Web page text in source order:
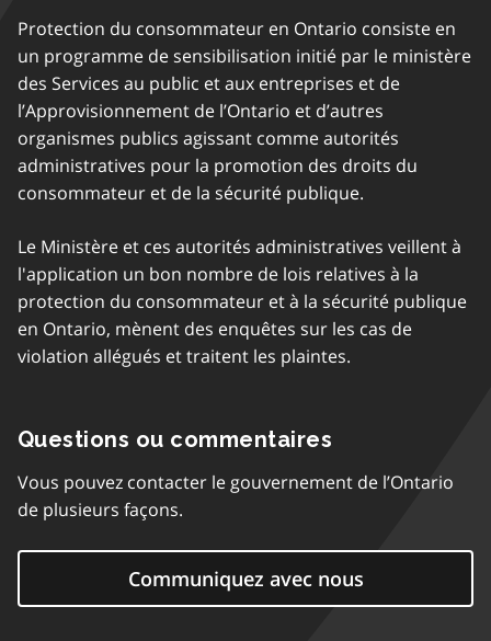
Protection du consommateur en Ontario consiste en
un programme de sensibilisation initié par le ministère
des Services au public et aux entreprises et de
l’Approvisionnement de l’Ontario et d’autres
organismes publics agissant comme autorités
administratives pour la promotion des droits du
consommateur et de la sécurité publique.
Le Ministère et ces autorités administratives veillent à
l'application un bon nombre de lois relatives à la
protection du consommateur et à la sécurité publique
en Ontario, mènent des enquêtes sur les cas de
violation allégués et traitent les plaintes.
Questions ou commentaires
Vous pouvez contacter le gouvernement de l’Ontario
de plusieurs façons.
Communiquez avec nous